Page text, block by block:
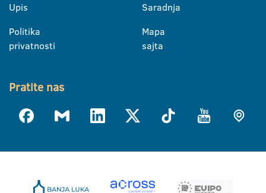
Upis
Politika
privatnosti
Saradnja
Mapa
sajta
Pratite nas